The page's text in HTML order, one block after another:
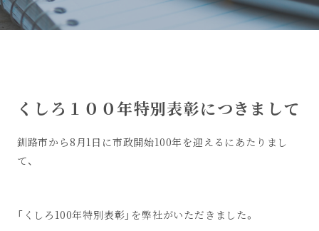
くしろ１００年特別表彰につきまして
釧路市から8月1日に市政開始100年を迎えるにあたりまし
て、
「くしろ100年特別表彰」を弊社がいただきました。